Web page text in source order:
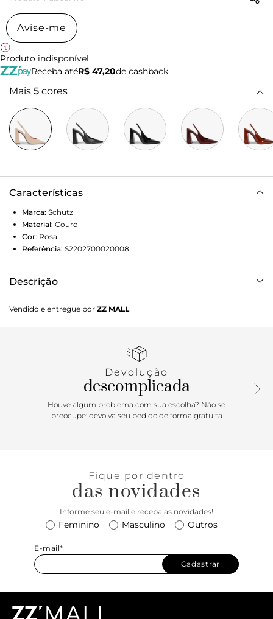
Avise-me
Produto indisponível
Receba atéR$ 47,20de cashback
Mais 5 cores
Características
Marca: Schutz
Material: Couro
Cor: Rosa
Referência: S2202700020008
Descrição
Vendido e entregue por ZZ MALL
Devolução
descomplicada
Houve algum problema com sua escolha? Não se
preocupe: devolva seu pedido de forma gratuita
Fique por dentro
das novidades
Informe seu e-mail e receba as novidades!
Feminino Masculino Outros
E-mail*
Cadastrar